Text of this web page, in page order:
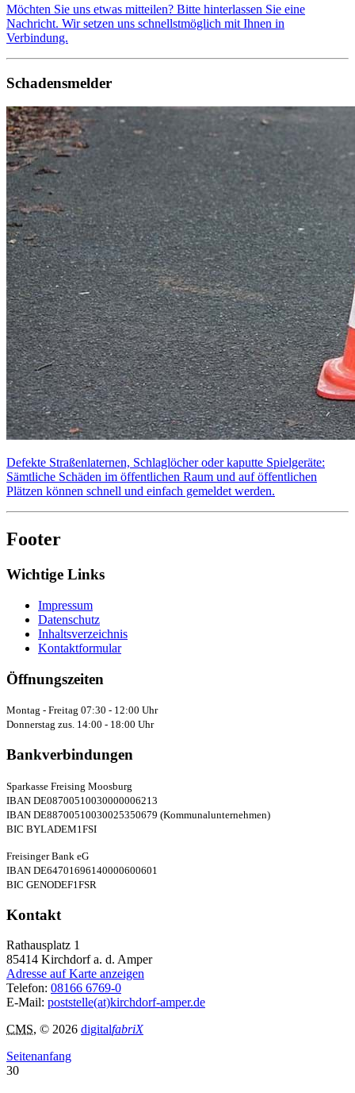
Möchten Sie uns etwas mitteilen? Bitte hinterlassen Sie eine
Nachricht. Wir setzen uns schnellstmöglich mit Ihnen in
Verbindung.
Schadensmelder
Defekte Straßenlaternen, Schlaglöcher oder kaputte Spielgeräte:
Sämtliche Schäden im öffentlichen Raum und auf öffentlichen
Plätzen können schnell und einfach gemeldet werden.
Footer
Wichtige Links
Impressum
Datenschutz
Inhaltsverzeichnis
Kontaktformular
Öffnungszeiten
Montag - Freitag 07:30 - 12:00 Uhr
Donnerstag zus. 14:00 - 18:00 Uhr
Bankverbindungen
Sparkasse Freising Moosburg
IBAN DE08700510030000006213
IBAN DE88700510030025350679 (Kommunalunternehmen)
BIC BYLADEM1FSI
Freisinger Bank eG
IBAN DE64701696140000600601
BIC GENODEF1FSR
Kontakt
Rathausplatz 1
85414 Kirchdorf a. d. Amper
Adresse auf Karte anzeigen
Telefon: 08166 6769-0
E-Mail: poststelle(at)kirchdorf-amper.de
CMS, © 2026 digitalfabriX
Seitenanfang
30